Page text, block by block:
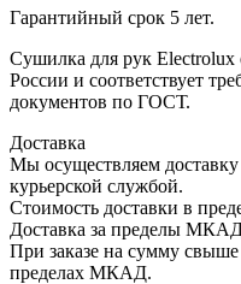
Гарантийный срок 5 лет.
Сушилка для рук Electrolux
России и соответствует
документов по ГОСТ.
Доставка
Мы осуществляем
курьерской службой.
Стоимость доставки в
Доставка за пределы
При заказе на сумму
пределах МКАД.